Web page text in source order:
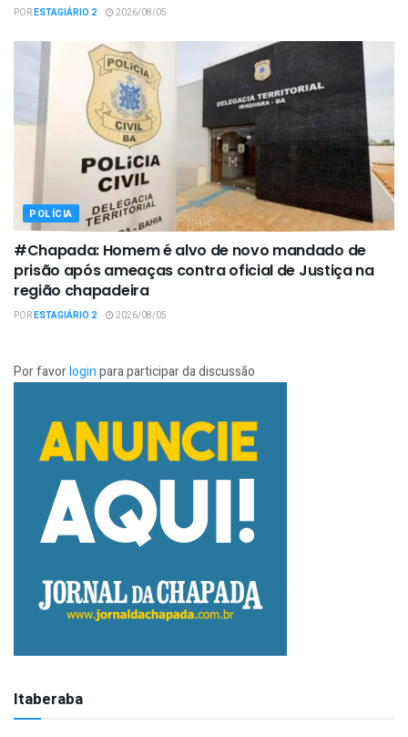
PORESTAGIÁRIO 2 2026/08/05
POLÍCIA
#Chapada: Homem é alvo de novo mandado de
prisão após ameaças contra oficial de Justiça na
região chapadeira
PORESTAGIÁRIO 2 2026/08/05
Por favorloginpara participar da discussão
Itaberaba